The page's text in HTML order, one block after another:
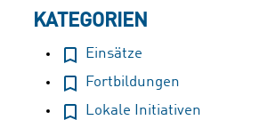
KATEGORIEN
Einsätze
Fortbildungen
Lokale Initiativen